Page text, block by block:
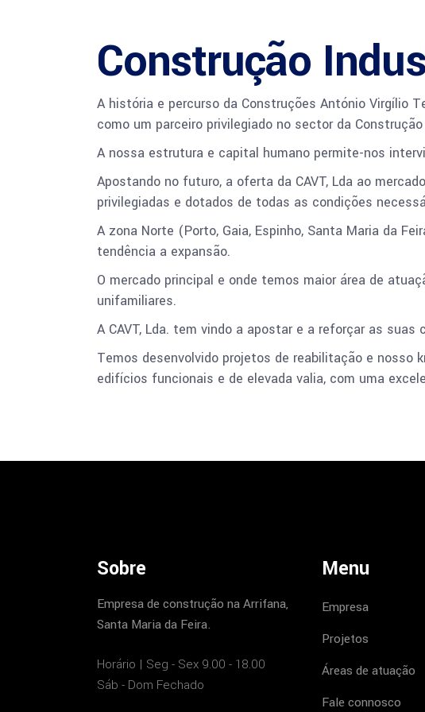
Construção
A história e percurso da Construções António Virgílio
como um parceiro privilegiado no sector da
A nossa estrutura e capital humano permite-nos
Apostando no futuro, a oferta da CAVT, Lda ao
privilegiadas e dotados de todas as condições
A zona Norte (Porto, Gaia, Espinho, Santa Maria da
tendência a expansão.
O mercado principal e onde temos maior área de
unifamiliares.
A CAVT, Lda. tem vindo a apostar e a reforçar as
Temos desenvolvido projetos de reabilitação e nosso
edifícios funcionais e de elevada valia, com uma
Sobre
Empresa de construção na Arrifana,
Santa Maria da Feira.
Horário | Seg - Sex 9.00 - 18.00
Sáb - Dom Fechado
Menu
Empresa
Projetos
Áreas de atuação
Fale connosco